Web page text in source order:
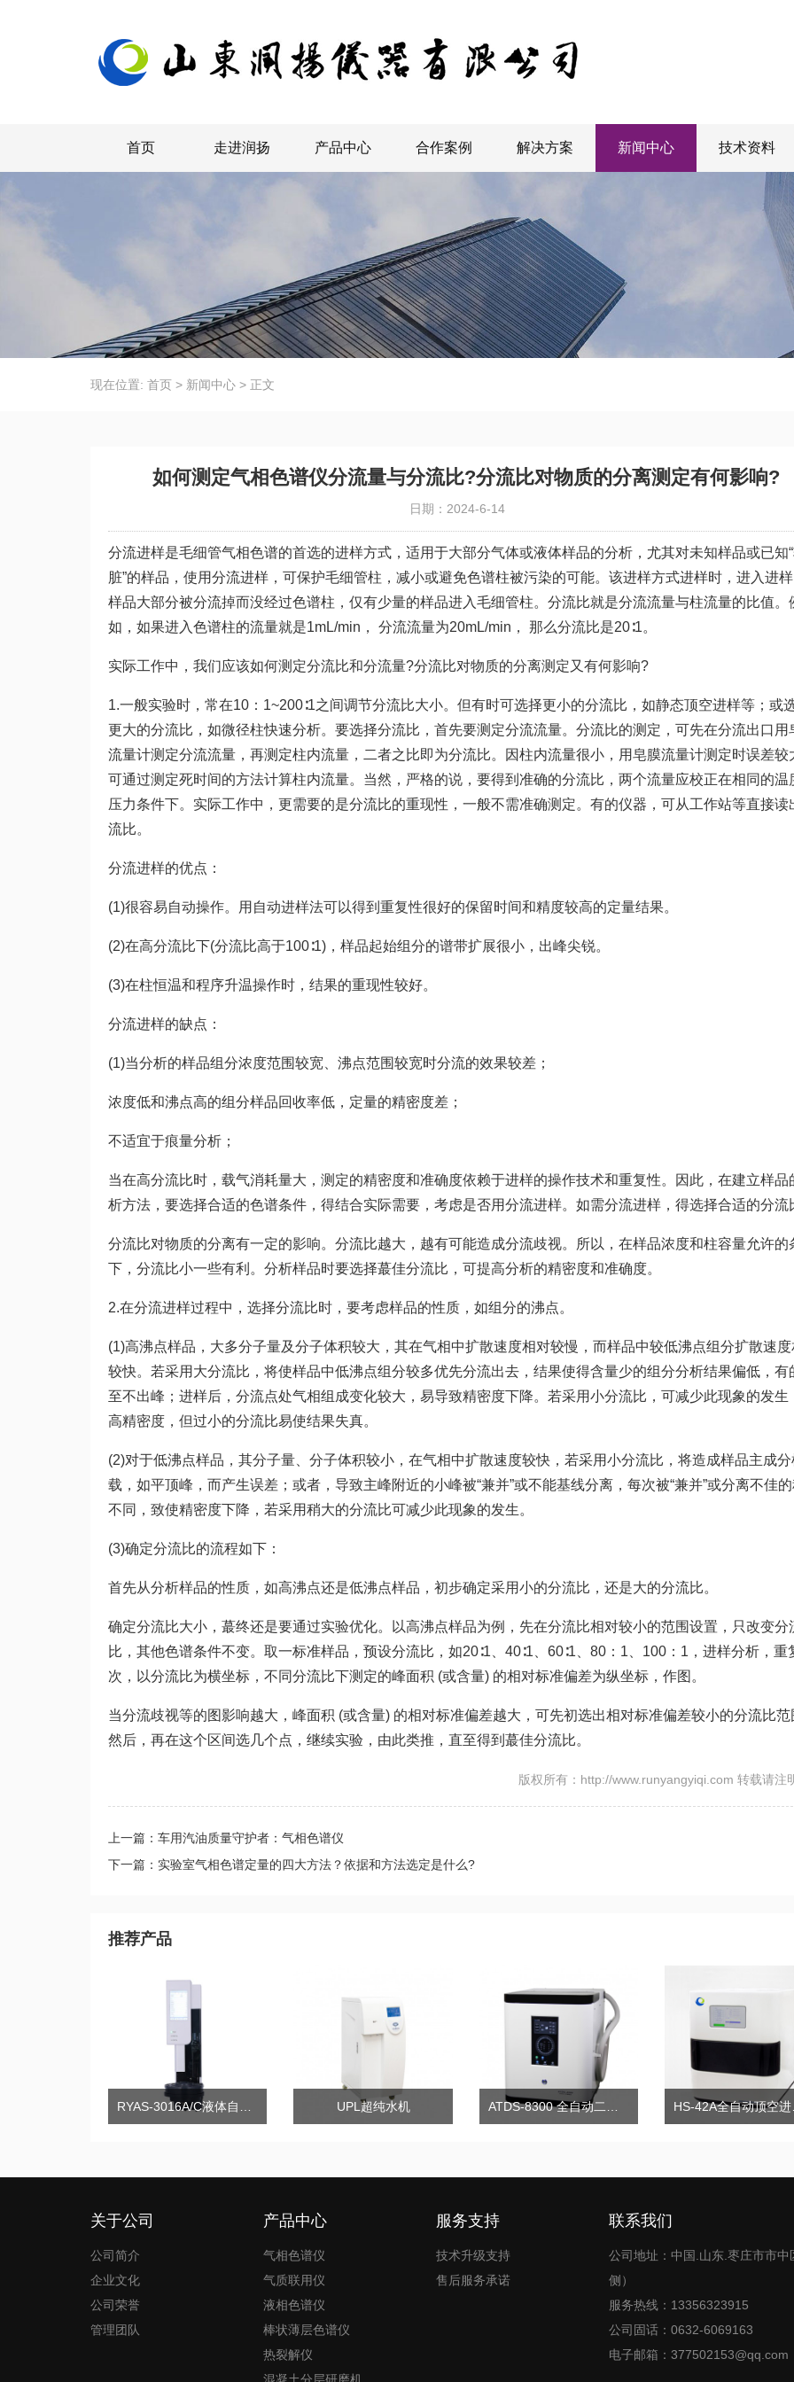
首页 走进润扬 产品中心 合作案例 解决方案 新闻中心 技术资料
现在位置: 首页 > 新闻中心 > 正文
如何测定气相色谱仪分流量与分流比?分流比对物质的分离测定有何影响?
日期：2024-6-14
分流进样是毛细管气相色谱的首选的进样方式，适用于大部分气体或液体样品的分析，尤其对未知样品或已知
脏”的样品，使用分流进样，可保护毛细管柱 ，减小或避免色谱柱被污染的可能。该进样方式进样时，进入进
样品大部分被分流掉而没经过色谱柱，仅有少量的样品进入毛细管柱。 分流比就是分流流量与柱流量的比值。
如，如果进入色谱柱的流量就是1mL/min， 分流流量为20mL/min， 那么分流比是20∶1。
实际工作中，我们应该如何测定分流比和分流量?分流比对物质的分离测定又有何影响?
1.一般实验时，常在10：1~200∶1之间调节分流比大小。但有时可选择更小的分流比，如静态顶空进样等；或
更大的分流比，如微径柱快速分析。要选择分流比，首先要测定分流流量。分流比的测定，可先在分流出口用
流量计测定分流流量，再测定柱内流量，二者之比即为分流比。因柱内流量很小，用皂膜流量计测定时误差较
可通过测定死时间的方法计算柱内流量。当然，严格的说，要得到准确的分流比，两个流量应校正在相同的温
压力条件下。实际工作中，更需要的是分流比的重现性，一般不需准确测定。有的仪器，可从工作站等直接读
流比。
分流进样的优点：
(1)很容易自动操作。用自动进样法可以得到重复性很好的保留时间和精度较高的定量结果。
(2)在高分流比下(分流比高于100∶1)，样品起始组分的谱带扩展很小，出峰尖锐。
(3)在柱恒温和程序升温操作时，结果的重现性较好。
分流进样的缺点：
(1)当分析的样品组分浓度范围较宽、沸点范围较宽时分流的效果较差；
浓度低和沸点高的组分样品回收率低，定量的精密度差；
不适宜于痕量分析 ；
当在高分流比时，载气消耗量大，测定的精密度和准确度依赖于进样的操作技术和重复性。因此，在建立样品
析方法，要选择合适的色谱条件，得结合实际需要，考虑是否用分流进样。如需分流进样，得选择合适的分流
分流比对物质的分离有一定的影响。分流比越大，越有可能造成分流歧视。所以，在样品浓度和柱容量允许的
下，分流比小一些有利。分析样品时要选择蕞佳分流比，可提高分析的精密度和准确度。
2.在分流进样过程中，选择分流比时，要考虑样品的性质，如组分的沸点。
(1)高沸点样品，大多分子量及分子体积较大，其在气相中扩散速度相对较慢，而样品中较低沸点组分扩散速
较快。若采用大分流比，将使样品中低沸点组分较多优先分流出去，结果使得含量少的组分分析结果偏低，有
至不出峰；进样后，分流点处气相组成变化较大，易导致精密度下降。若采用小分流比，可减少此现象的发生
高精密度，但过小的分流比易使结果失真。
(2)对于低沸点样品，其分子量、分子体积较小，在气相中扩散速度较快，若采用小分流比，将造成样品主成分
载，如平顶峰，而产生误差；或者，导致主峰附近的小峰被“兼并”或不能基线分离，每次被“兼并”或分离不佳
不同，致使精密度下降，若采用稍大的分流比可减少此现象的发生。
(3)确定分流比的流程如下：
首先从分析样品的性质，如高沸点还是低沸点样品，初步确定采用小的分流比，还是大的分流比。
确定分流比大小，蕞终还是要通过实验优化。以高沸点样品为例，先在分流比相对较小的范围设置，只改变分
比，其他色谱条件不变。取一标准样品，预设分流比，如20∶1、40∶1、60∶1、80：1、100：1，进样分析，重
次，以分流比为横坐标，不同分流比下测定的峰面积 (或含量) 的相对标准偏差为纵坐标，作图。
当分流歧视等的图影响越大，峰面积 (或含量) 的相对标准偏差越大，可先初选出相对标准偏差较小的分流比范
然后，再在这个区间选几个点，继续实验，由此类推，直至得到蕞佳分流比。
版权所有：http://www.runyangyiqi.com 转载请注
上一篇：车用汽油质量守护者：气相色谱仪
下一篇：实验室气相色谱定量的四大方法？依据和方法选定是什么?
推荐产品
RYAS-3016A/C液体自动进样器 UPL超纯水机 ATDS-8300 全自动二次热解析仪
关于公司
公司简介
企业文化
公司荣誉
管理团队
产品中心
气相色谱仪
气质联用仪
液相色谱仪
棒状薄层色谱仪
热裂解仪
服务支持
技术升级支持
售后服务承诺
联系我们
公司地址：中国.山东.枣庄市市
侧）
服务热线：13356323915
公司固话：0632-6069163
电子邮箱：377502153@qq.com